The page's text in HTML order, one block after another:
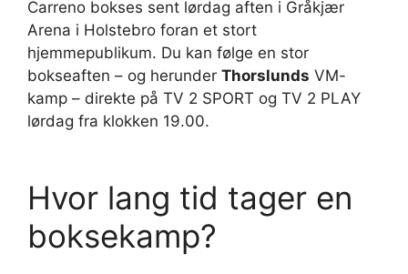
Carreno bokses sent lørdag aften i Gråkjær
Arena i Holstebro foran et stort
hjemmepublikum. Du kan følge en stor
bokseaften – og herunder Thorslunds VM-
kamp – direkte på TV 2 SPORT og TV 2 PLAY
lørdag fra klokken 19.00.
Hvor lang tid tager en
boksekamp?